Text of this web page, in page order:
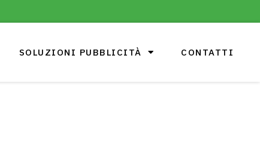
SOLUZIONI PUBBLICITÀ CONTATTI